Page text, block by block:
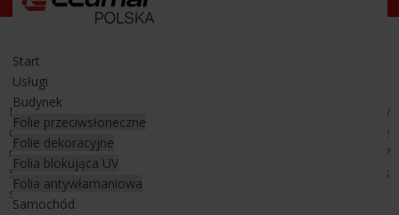
Start
Usługi
Budynek
Folie przeciwsłoneczne
Folie dekoracyjne
Folia blokująca UV
Folia antywłamaniowa
Samochód
Ochrona lakieru samochodowego
Najnowsze wcielenie Audi Q7 trafiło w nasze skromne progi w
celu zabezpieczenia i ochrony lakieru
poprzez zastosowanie
na nimfolii ochronnej typu PPF
. Świadomy właściciel Audi Q7
Sline z Krosna, zaraz po wyjeździe z salonu, przyjechał do nas
swoim nowym nabytkiem.